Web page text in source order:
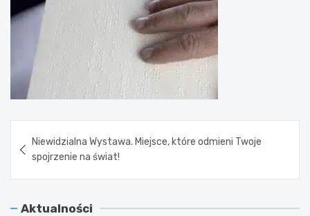
wpisu
Niewidzialna Wystawa. Miejsce, które odmieni Twoje
spojrzenie na świat!
Aktualności